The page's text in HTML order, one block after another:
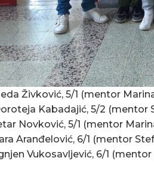
Živković, 5/1 (mentor
Kabadajić, 5/2 (mentor
Novković, 5/1 (mentor
Aranđelović, 6/1 (mentor
Vukosavljević, 6/1